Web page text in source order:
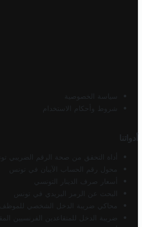
سياسة الخصوصية
شروط وأحكام الاستخدام
أدواتنا
أداة التحقق من صحة الرقم الضريبي
محول رقم الحساب الآيبان في تونس
أسعار صرف الدينار التونسي
البحث عن الرمز البريدي في تونس
محاكي ضريبة الدخل الشخصي للموظف/
ضريبة الدخل للمتقاعدين الفرنسيين